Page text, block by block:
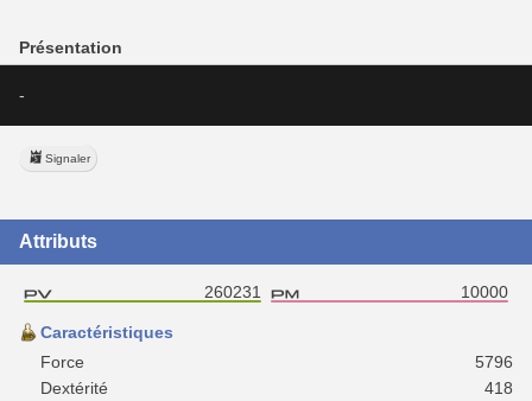
Présentation
-
Signaler
Attributs
260231 10000
Caractéristiques
Force
5796
Dextérité
418